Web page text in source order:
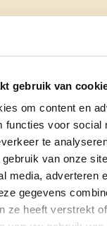
gebruik van
om content en
functies voor social
te
van onze
media, adverteren
gegevens
ze heeft verstrekt